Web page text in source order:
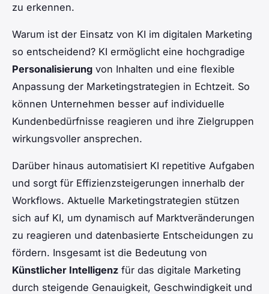
zu erkennen.
Warum ist der Einsatz von KI im digitalen Marketing
so entscheidend? KI ermöglicht eine hochgradige
Personalisierung von Inhalten und eine flexible
Anpassung der Marketingstrategien in Echtzeit. So
können Unternehmen besser auf individuelle
Kundenbedürfnisse reagieren und ihre Zielgruppen
wirkungsvoller ansprechen.
Darüber hinaus automatisiert KI repetitive Aufgaben
und sorgt für Effizienzsteigerungen innerhalb der
Workflows. Aktuelle Marketingstrategien stützen
sich auf KI, um dynamisch auf Marktveränderungen
zu reagieren und datenbasierte Entscheidungen zu
fördern. Insgesamt ist die Bedeutung von
Künstlicher Intelligenz für das digitale Marketing
durch steigende Genauigkeit, Geschwindigkeit und